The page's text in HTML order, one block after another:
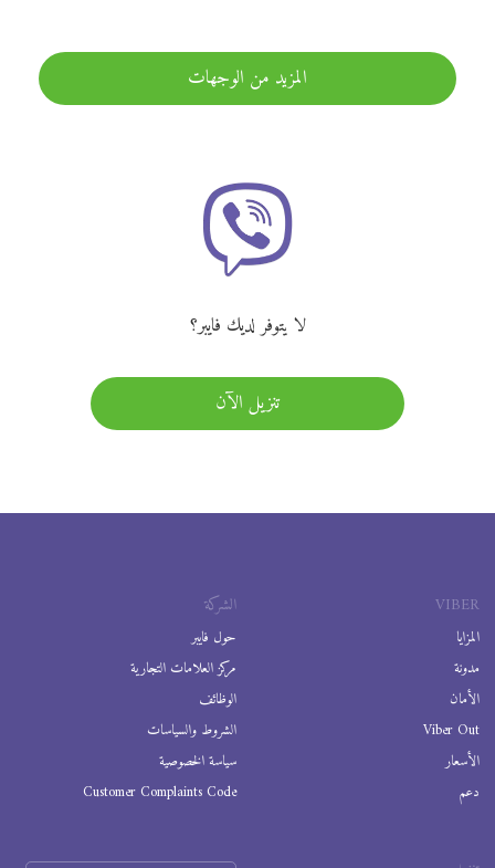
المزيد من الوجهات
لا يتوفر لديك فايبر؟
تنزيل الآن
VIBER
المزايا
مدونة
الأمان
Viber Out
الأسعار
دعم
الشركة
حول فايبر
مركز العلامات التجارية
الوظائف
الشروط والسياسات
سياسة الخصوصية
Customer Complaints Code